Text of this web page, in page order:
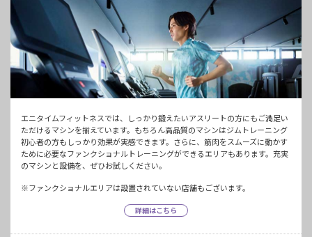
エニタイムフィットネスでは、しっかり鍛えたいアスリートの方にもご満足い
ただけるマシンを揃えています。もちろん高品質のマシンはジムトレーニング
初心者の方もしっかり効果が実感できます。さらに、筋肉をスムーズに動かす
ために必要なファンクショナルトレーニングができるエリアもあります。充実
のマシンと設備を、ぜひお試しください。
※ファンクショナルエリアは設置されていない店舗もございます。
詳細はこちら